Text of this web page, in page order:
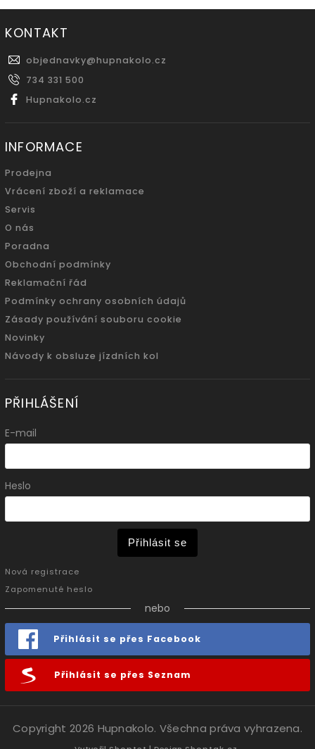
KONTAKT
objednavky@hupnakolo.cz
734 331 500
Hupnakolo.cz
INFORMACE
Prodejna
Vrácení zboží a reklamace
Servis
O nás
Poradna
Obchodní podmínky
Reklamační řád
Podmínky ochrany osobních údajů
Zásady používání souboru cookie
Novinky
Návody k obsluze jízdních kol
PŘIHLÁŠENÍ
E-mail
Heslo
Přihlásit se
Nová registrace
Zapomenuté heslo
nebo
Přihlásit se přes Facebook
Přihlásit se přes Seznam
Copyright 2026 Hupnakolo. Všechna práva vyhrazena.